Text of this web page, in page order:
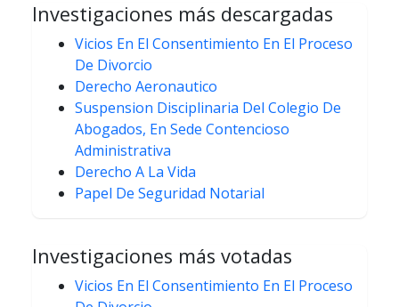
Investigaciones más descargadas
Vicios En El Consentimiento En El Proceso
De Divorcio
Derecho Aeronautico
Suspension Disciplinaria Del Colegio De
Abogados, En Sede Contencioso
Administrativa
Derecho A La Vida
Papel De Seguridad Notarial
Investigaciones más votadas
Vicios En El Consentimiento En El Proceso